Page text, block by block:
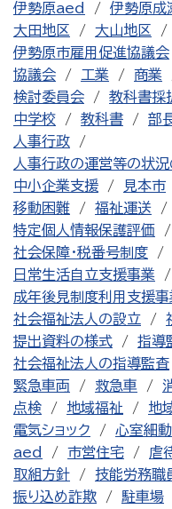
伊勢原aed
伊勢原成
大田地区
大山地区
伊勢原市雇用促進協議会
協議会
工業 商業
検討委員会
教科書採
中学校
教科書 部
人事行政
人事行政の運営等の状
中小企業支援
見本市
移動困難
福祉運送
特定個人情報保護評価
社会保障・税番号制度
日常生活自立支援事業
成年後見制度利用支援事
社会福祉法人の設立
提出資料の様式
指導
社会福祉法人の指導監査
緊急車両
救急車
点検
地域福祉
地
電気ショック
心室細動
aed
市営住宅 虐
取組方針
技能労務職
振り込め詐欺
駐車場